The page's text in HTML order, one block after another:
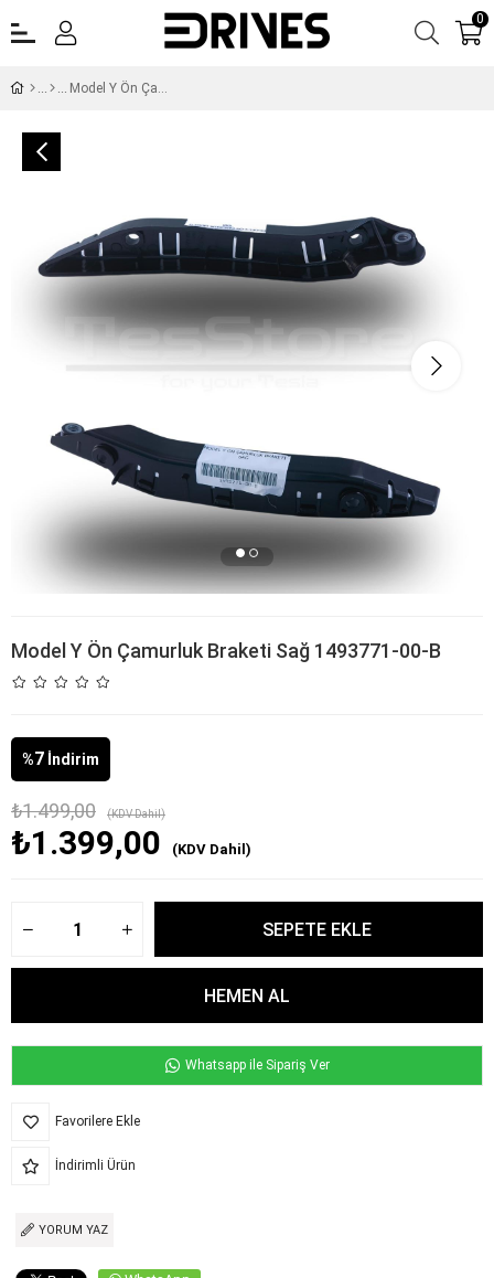
0
Model Y Ön Çamurluk Braketi Sağ 1493771-00-B
Model Y Ön Çamurluk Braketi Sağ 1493771-00-B
%7 İndirim
₺1.499,00 (KDV Dahil)
₺1.399,00 (KDV Dahil)
Whatsapp ile Sipariş Ver
Favorilere Ekle
İndirimli Ürün
YORUM YAZ